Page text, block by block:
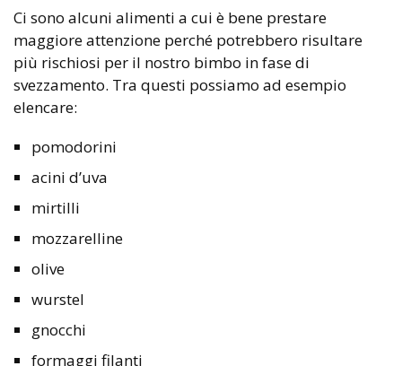
Ci sono alcuni alimenti a cui è bene prestare
maggiore attenzione perché potrebbero risultare
più rischiosi per il nostro bimbo in fase di
svezzamento. Tra questi possiamo ad esempio
elencare:
pomodorini
acini d’uva
mirtilli
mozzarelline
olive
wurstel
gnocchi
formaggi filanti